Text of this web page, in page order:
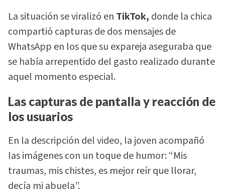
La situación se viralizó en TikTok, donde la chica
compartió capturas de dos mensajes de
WhatsApp en los que su expareja aseguraba que
se había arrepentido del gasto realizado durante
aquel momento especial.
Las capturas de pantalla y reacción de
los usuarios
En la descripción del video, la joven acompañó
las imágenes con un toque de humor: “Mis
traumas, mis chistes, es mejor reír que llorar,
decía mi abuela”.